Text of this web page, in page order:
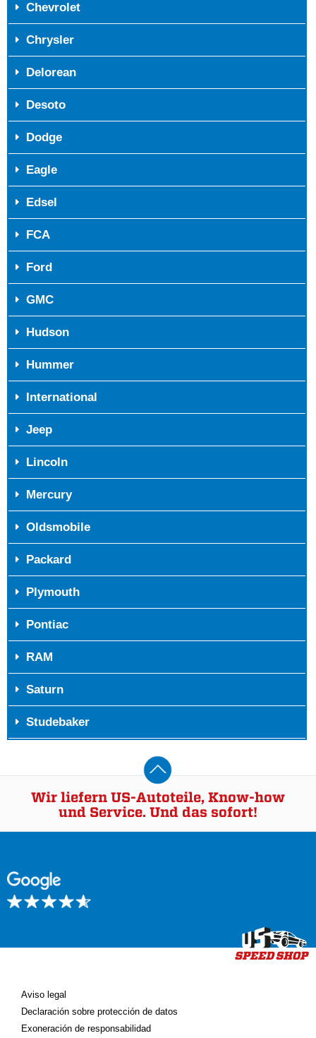
Chevrolet
Chrysler
Delorean
Desoto
Dodge
Eagle
Edsel
FCA
Ford
GMC
Hudson
Hummer
International
Jeep
Lincoln
Mercury
Oldsmobile
Packard
Plymouth
Pontiac
RAM
Saturn
Studebaker
Wir liefern US-Autoteile, Know-how
und Service. Und das sofort!
Aviso legal
Declaración sobre protección de datos
Exoneración de responsabilidad